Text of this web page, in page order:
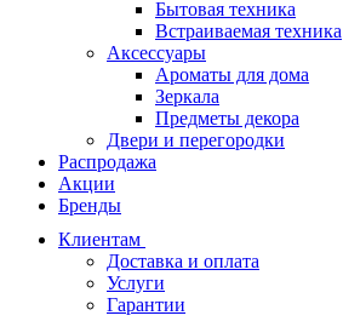
Бытовая техника
Встраиваемая техника
Аксессуары
Ароматы для дома
Зеркала
Предметы декора
Двери и перегородки
Распродажа
Акции
Бренды
Клиентам
Доставка и оплата
Услуги
Гарантии